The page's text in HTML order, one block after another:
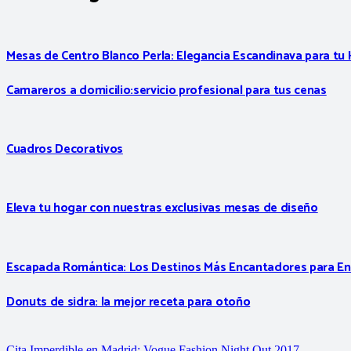
Mesas de Centro Blanco Perla: Elegancia Escandinava para tu
Camareros a domicilio:servicio profesional para tus cenas
Cuadros Decorativos
Eleva tu hogar con nuestras exclusivas mesas de diseño
Escapada Romántica: Los Destinos Más Encantadores para
Donuts de sidra: la mejor receta para otoño